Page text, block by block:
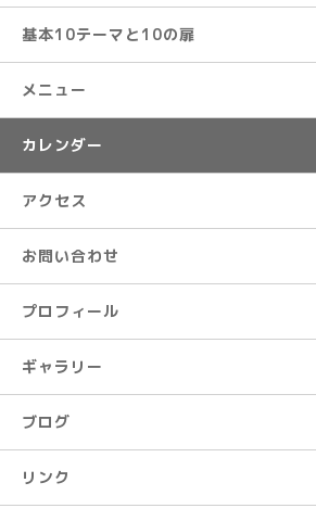
基本10テーマと10の扉
メニュー
カレンダー
アクセス
お問い合わせ
プロフィール
ギャラリー
ブログ
リンク